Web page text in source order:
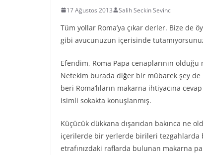
17 Ağustos 2013 Salih Seckin Sevinc
Tüm yollar Roma’ya çıkar derler. Bize de
gibi avucunuzun içerisinde
Efendim, Roma Papa cenaplarının
Netekim burada diğer bir mübarek şey de
beri Roma’lıların makarna ihtiyacına
isimli sokakta konuşlanmış.
Küçücük dükkana dışarıdan bakınca ne
içerilerde bir yerlerde birileri tezgahlarda
etrafınızdaki raflarda bulunan makarna